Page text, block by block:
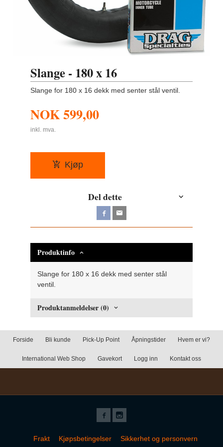
Slange - 180 x 16
Slange for 180 x 16 dekk med senter stål ventil.
NOK599,00
inkl. mva.
Kjøp
Del dette
Produktinfo
Slange for 180 x 16 dekk med senter stål
ventil.
Produktanmeldelser (0)
Forside Bli kunde Pick-Up Point Åpningstider Hvem er vi?
International Web Shop Gavekort Logg inn Kontakt oss
Frakt Kjøpsbetingelser Sikkerhet og personvern